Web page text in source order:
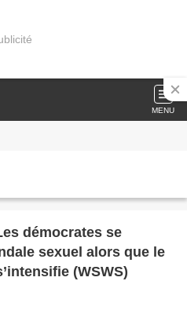
MENU
démocrates se
sexuel alors que le
(WSWS)